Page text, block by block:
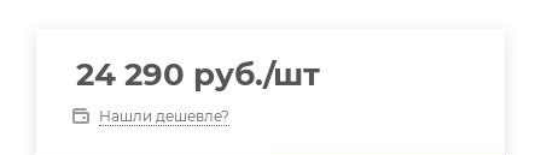
24 290 руб./шт
Нашли дешевле?